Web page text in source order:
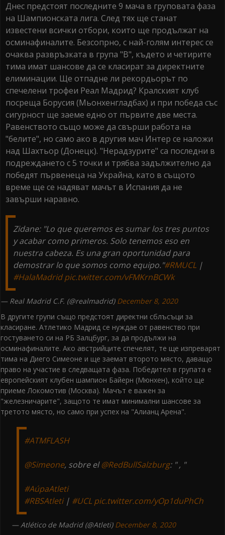
Днес предстоят последните 9 мача в груповата фаза
на Шампионската лига. След тях ще станат
известени всички отбори, които ще продължат на
осминафиналите. Безсопрно, с най-голям интерес се
очаква развръзката в група "В", където и четирите
тима имат шансове да се класират за директните
елиминации. Ще отпадне ли рекордьорът по
спечелени трофеи Реал Мадрид? Кралският клуб
посреща Борусия (Мьонхенгладбах) и при победа със
сигурност ще заеме едно от първите две места.
Равенството също може да свърши работа на
"белите", но само ако в другия мач Интер се наложи
над Шахтьор (Донецк). "Нерадзурите" са последни в
подреждането с 5 точки и трябва задължително да
победят първенеца на Украйна, като в същото
време ще се надяват мачът в Испания да не
завърши наравно.
Zidane: "Lo que queremos es sumar los tres puntos
y acabar como primeros. Solo tenemos eso en
nuestra cabeza. Es una gran oportunidad para
demostrar lo que somos como equipo."#RMUCL |
#HalaMadrid pic.twitter.com/vFMKrnBCWk
— Real Madrid C.F. (@realmadrid) December 8, 2020
В другите групи също предстоят директни сблъсъци за
класиране. Атлетико Мадрид се нуждае от равенство при
гостуването си на РБ Залцбург, за да продължи на
осминафиналите. Ако австрийците спечелят, те ще изпреварят
тима на Диего Симеоне и ще заемат второто място, даващо
право на участие в следващата фаза. Победител в групата е
европейският клубен шампион Байерн (Мюнхен), който ще
приеме Локомотив (Москва). Мачът е важен за
"железничарите", защото те имат минимални шансове за
третото място, но само при успех на "Алианц Арена".
#ATMFLASH
@Simeone, sobre el@RedBullSalzburg: " , "
#AúpaAtleti
#RBSAtleti| #UCL pic.twitter.com/yOp1duPhCh
— Atlético de Madrid (@Atleti) December 8, 2020